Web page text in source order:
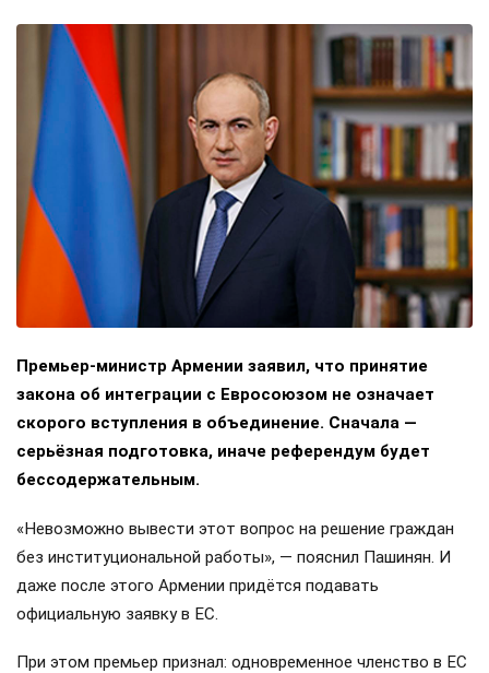
Премьер-министр Армении заявил, что принятие
закона об интеграции с Евросоюзом не означает
скорого вступления в объединение. Сначала —
серьёзная подготовка, иначе референдум будет
бессодержательным.
«Невозможно вывести этот вопрос на решение граждан
без институциональной работы», — пояснил Пашинян. И
даже после этого Армении придётся подавать
официальную заявку в ЕС.
При этом премьер признал: одновременное членство в ЕС